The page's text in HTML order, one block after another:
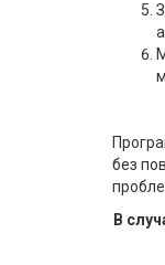
без
В